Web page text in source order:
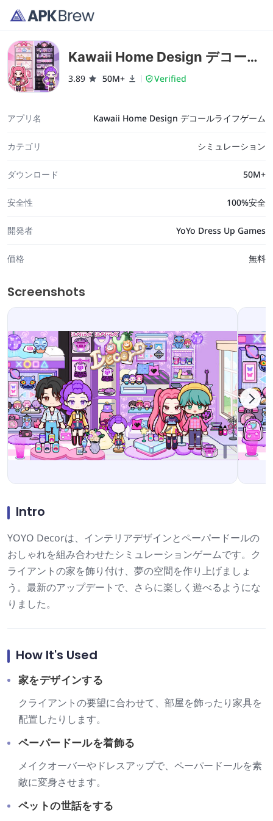
Kawaii Home Design デコール
ライフゲーム
3.89 50M+ Verified
アプリ名 Kawaii Home Design デコールライフゲーム
カテゴリ シミュレーション
ダウンロード 50M+
安全性 100%安全
開発者 YoYo Dress Up Games
価格 無料
Screenshots
Intro
YOYO Decorは、インテリアデザインとペーパードールの
おしゃれを組み合わせたシミュレーションゲームです。ク
ライアントの家を飾り付け、夢の空間を作り上げましょ
う。最新のアップデートで、さらに楽しく遊べるようにな
りました。
How It's Used
家をデザインする
クライアントの要望に合わせて、部屋を飾ったり家具を
配置したりします。
ペーパードールを着飾る
メイクオーバーやドレスアップで、ペーパードールを素
敵に変身させます。
ペットの世話をする